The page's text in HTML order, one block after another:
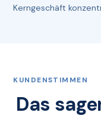
Kerngeschäft
KUNDENSTIMMEN
Das